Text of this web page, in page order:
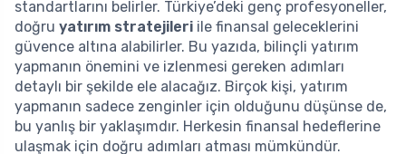
standartlarını belirler. Türkiye’deki genç profesyoneller,
doğru yatırım stratejileri ile finansal geleceklerini
güvence altına alabilirler. Bu yazıda, bilinçli yatırım
yapmanın önemini ve izlenmesi gereken adımları
detaylı bir şekilde ele alacağız. Birçok kişi, yatırım
yapmanın sadece zenginler için olduğunu düşünse de,
bu yanlış bir yaklaşımdır. Herkesin finansal hedeflerine
ulaşmak için doğru adımları atması mümkündür.